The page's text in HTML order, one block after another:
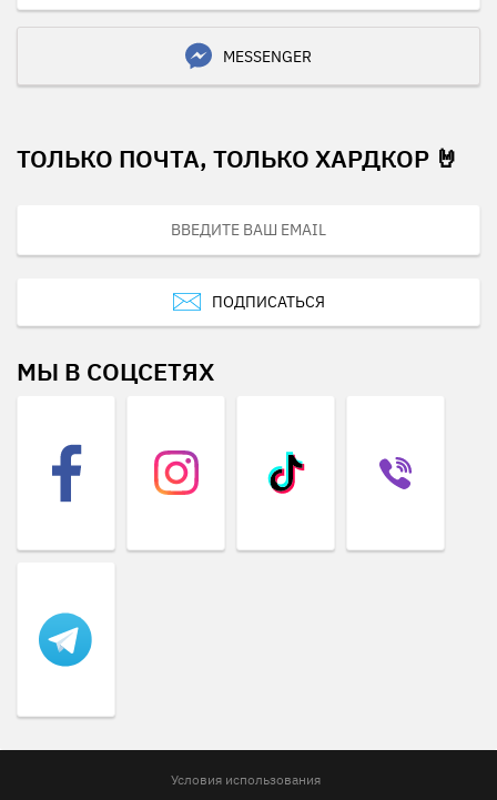
MESSENGER
ТОЛЬКО ПОЧТА, ТОЛЬКО ХАРДКОР 🤘
ПОДПИСАТЬСЯ
МЫ В СОЦСЕТЯХ
Условия использования